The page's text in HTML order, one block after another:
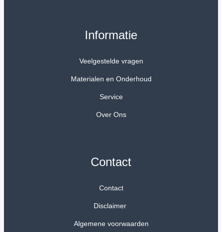
Informatie
Veelgestelde vragen
Materialen en Onderhoud
Service
Over Ons
Contact
Contact
Disclaimer
Algemene voorwaarden